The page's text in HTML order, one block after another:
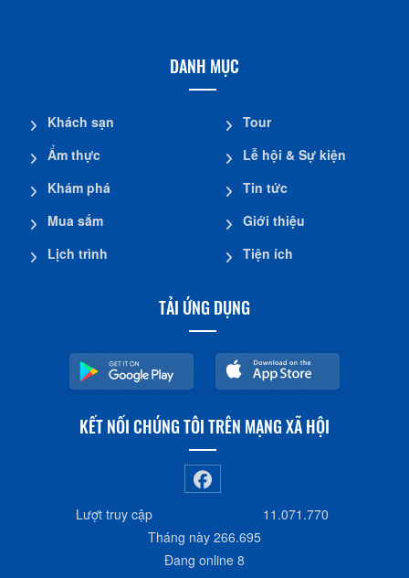
DANH MỤC
Khách sạn
Ẩm thực
Khám phá
Mua sắm
Lịch trình
Tour
Lễ hội & Sự kiện
Tin tức
Giới thiệu
Tiện ích
TẢI ỨNG DỤNG
KẾT NỐI CHÚNG TÔI TRÊN MẠNG XÃ HỘI
Lượt truy cập
11.071.770
Tháng này 266.695
Đang online 8